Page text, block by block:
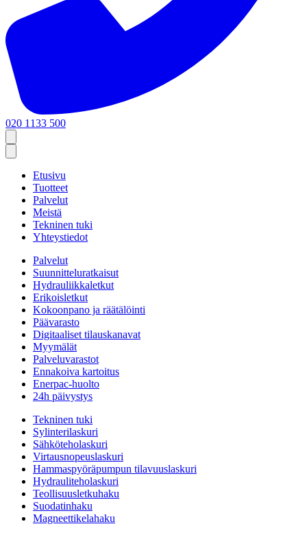
020 1133 500
Etusivu
Tuotteet
Palvelut
Meistä
Tekninen tuki
Yhteystiedot
Palvelut
Suunnitteluratkaisut
Hydrauliikkaletkut
Erikoisletkut
Kokoonpano ja räätälöinti
Päävarasto
Digitaaliset tilauskanavat
Myymälät
Palveluvarastot
Ennakoiva kartoitus
Enerpac-huolto
24h päivystys
Tekninen tuki
Sylinterilaskuri
Sähköteholaskuri
Virtausnopeuslaskuri
Hammaspyöräpumpun tilavuuslaskuri
Hydrauliteholaskuri
Teollisuusletkuhaku
Suodatinhaku
Magneettikelahaku